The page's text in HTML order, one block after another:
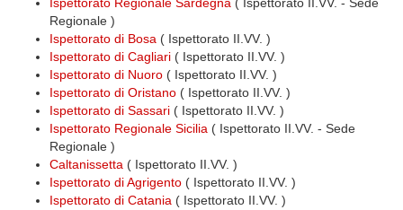
Regionale )
Ispettorato di Bosa ( Ispettorato II.VV. )
Ispettorato di Cagliari ( Ispettorato II.VV. )
Ispettorato di Nuoro ( Ispettorato II.VV. )
Ispettorato di Oristano ( Ispettorato II.VV. )
Ispettorato di Sassari ( Ispettorato II.VV. )
Ispettorato Regionale Sicilia ( Ispettorato II.VV. - Sede
Regionale )
Caltanissetta ( Ispettorato II.VV. )
Ispettorato di Agrigento ( Ispettorato II.VV. )
Ispettorato di Catania ( Ispettorato II.VV. )